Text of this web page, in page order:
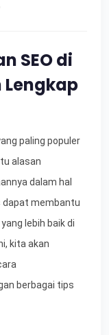
SEO di
Lengkap
paling populer
alasan
dalam hal
dapat membantu
lebih baik di
kita akan
berbagai tips